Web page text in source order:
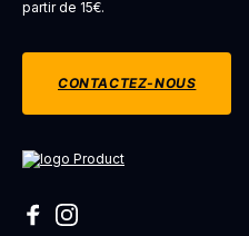
partir de 15€.
CONTACTEZ-NOUS